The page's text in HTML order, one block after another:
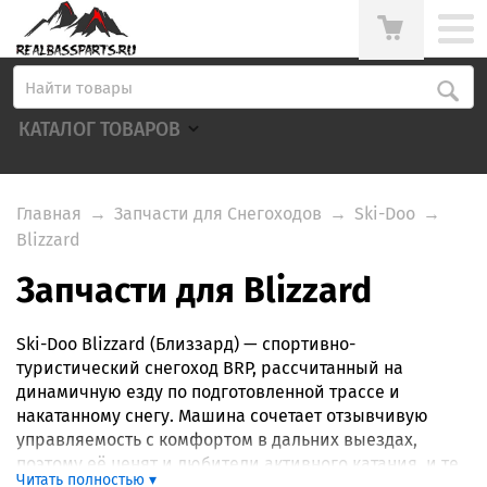
КАТАЛОГ ТОВАРОВ
Главная → Запчасти для Снегоходов → Ski-Doo →
Blizzard
Запчасти для Blizzard
Ski-Doo Blizzard (Близзард) — спортивно-
туристический снегоход BRP, рассчитанный на
динамичную езду по подготовленной трассе и
накатанному снегу. Машина сочетает отзывчивую
управляемость с комфортом в дальних выездах,
поэтому её ценят и любители активного катания, и те,
Читать полностью ▾